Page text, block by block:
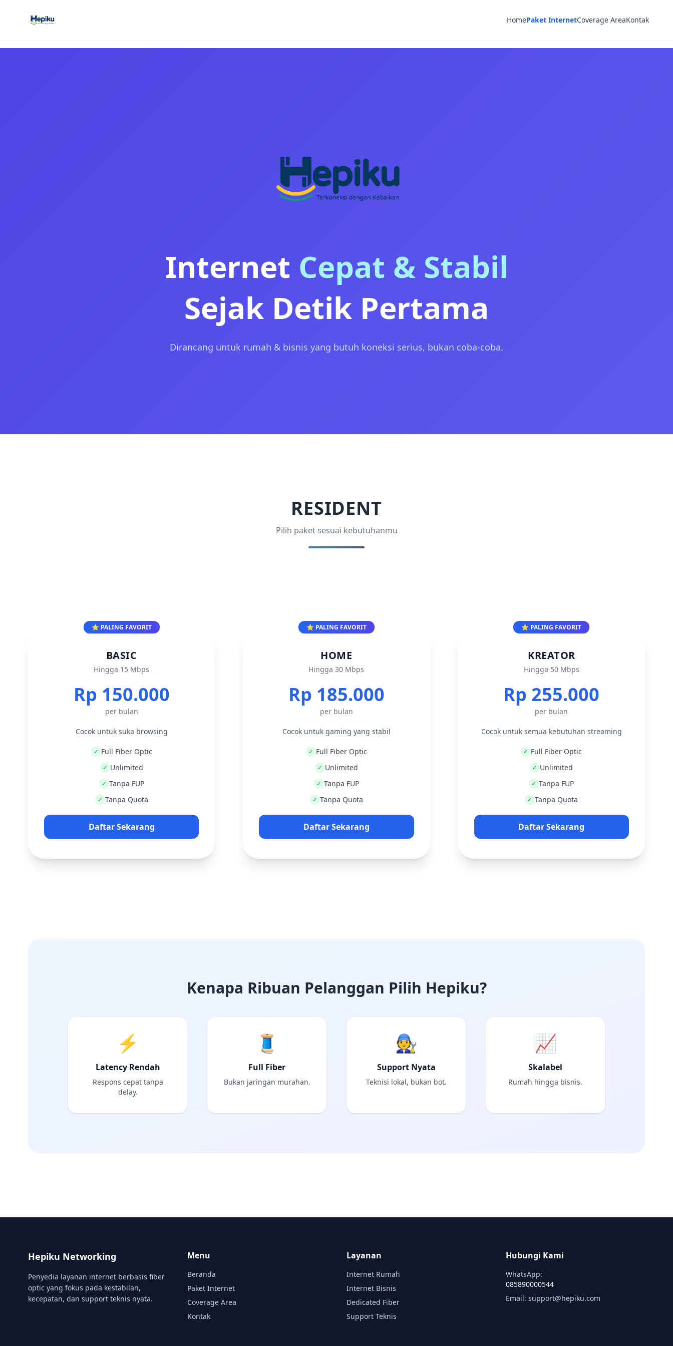
HomePaket InternetCoverage AreaKontak
Internet Cepat & Stabil
Sejak Detik Pertama
Dirancang untuk rumah & bisnis yang butuh koneksi serius, bukan coba-coba.
RESIDENT
Pilih paket sesuai kebutuhanmu
⭐ PALING FAVORIT
BASIC
Hingga 15 Mbps
Rp 150.000
per bulan
Cocok untuk suka browsing
✓ Full Fiber Optic
✓ Unlimited
✓ Tanpa FUP
✓ Tanpa Quota
Daftar Sekarang
⭐ PALING FAVORIT
HOME
Hingga 30 Mbps
Rp 185.000
per bulan
Cocok untuk gaming yang stabil
✓ Full Fiber Optic
✓ Unlimited
✓ Tanpa FUP
✓ Tanpa Quota
Daftar Sekarang
⭐ PALING FAVORIT
KREATOR
Hingga 50 Mbps
Rp 255.000
per bulan
Cocok untuk semua kebutuhan streaming
✓ Full Fiber Optic
✓ Unlimited
✓ Tanpa FUP
✓ Tanpa Quota
Daftar Sekarang
Kenapa Ribuan Pelanggan Pilih Hepiku?
⚡
Latency Rendah
Respons cepat tanpa
delay.
🧵
Full Fiber
Bukan jaringan murahan.
🧑‍🔧
Support Nyata
Teknisi lokal, bukan bot.
📈
Skalabel
Rumah hingga bisnis.
Hepiku Networking
Penyedia layanan internet berbasis fiber
optic yang fokus pada kestabilan,
kecepatan, dan support teknis nyata.
Menu
Beranda
Paket Internet
Coverage Area
Kontak
Layanan
Internet Rumah
Internet Bisnis
Dedicated Fiber
Support Teknis
Hubungi Kami
WhatsApp:
085890000544
Email: support@hepiku.com